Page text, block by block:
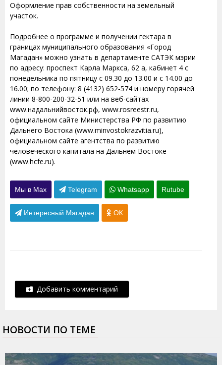
Оформление прав собственности на земельный
участок.
Подробнее о программе и получении гектара в
границах муниципального образования «Город
Магадан» можно узнать в департаменте САТЭК мэрии
по адресу: проспект Карла Маркса, 62 а, кабинет 4 с
понедельника по пятницу с 09.30 до 13.00 и с 14.00 до
16.00; по телефону: 8 (4132) 652-574 и номеру горячей
линии 8-800-200-32-51 или на веб-сайтах
www.надальнийвосток.рф, www.rosreestr.ru,
официальном сайте Министерства РФ по развитию
Дальнего Востока (www.minvostokrazvitia.ru),
официальном сайте агентства по развитию
человеческого капитала на Дальнем Востоке
(www.hcfe.ru).
Мы в Max Telegram Whatsapp Rutube
Интересный Магадан ОК
Добавить комментарий
НОВОСТИ ПО ТЕМЕ